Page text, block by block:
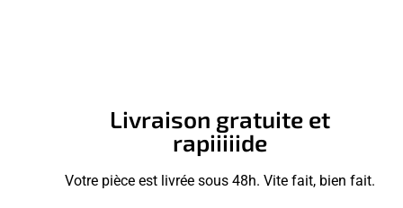
Livraison gratuite et
rapiiiiide
Votre pièce est livrée sous 48h. Vite fait, bien fait.